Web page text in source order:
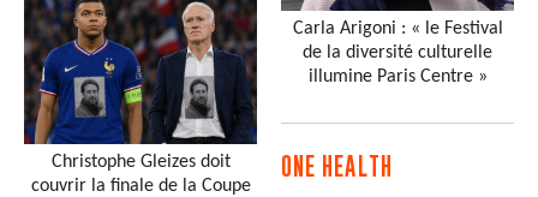
Christophe Gleizes doit
couvrir la finale de la Coupe
Carla Arigoni : « le Festival
de la diversité culturelle
illumine Paris Centre »
ONE HEALTH